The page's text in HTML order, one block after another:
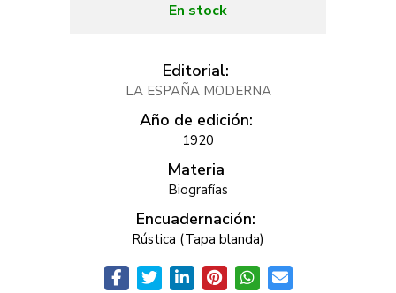
En stock
Editorial:
LA ESPAÑA MODERNA
Año de edición:
1920
Materia
Biografías
Encuadernación:
Rústica (Tapa blanda)